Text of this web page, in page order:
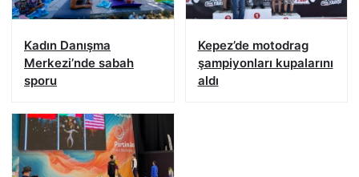
Kadın Danışma
Merkezi’nde sabah
sporu
Kepez’de motodrag
şampiyonları kupalarını
aldı